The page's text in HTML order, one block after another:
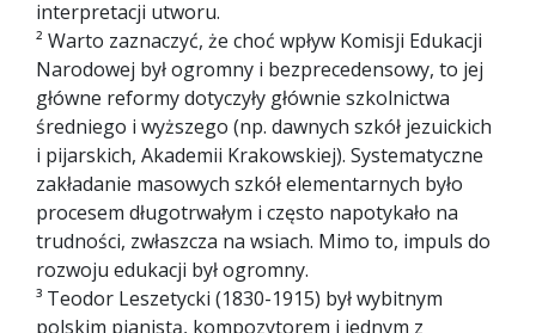
interpretacji utworu.
² Warto zaznaczyć, że choć wpływ Komisji Edukacji
Narodowej był ogromny i bezprecedensowy, to jej
główne reformy dotyczyły głównie szkolnictwa
średniego i wyższego (np. dawnych szkół jezuickich
i pijarskich, Akademii Krakowskiej). Systematyczne
zakładanie masowych szkół elementarnych było
procesem długotrwałym i często napotykało na
trudności, zwłaszcza na wsiach. Mimo to, impuls do
rozwoju edukacji był ogromny.
³ Teodor Leszetycki (1830-1915) był wybitnym
polskim pianistą, kompozytorem i jednym z